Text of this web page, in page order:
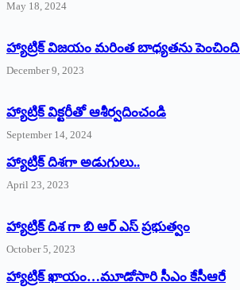
May 18, 2024
హ్యాట్రిక్ విజయం మరింత బాధ్యతను పెంచింది
December 9, 2023
హ్యాట్రిక్‌ ‌విక్టరీతో ఆశీర్వదించండి
September 14, 2024
‌హ్యాట్రిక్‌ ‌దిశగా అడుగులు..
April 23, 2023
హ్యాట్రిక్ దిశ గా బి ఆర్ ఎస్ ప్రభుత్వం
October 5, 2023
హ్యాట్రిక్‌ ‌ఖాయం…మూడోసారి సీఎం కేసీఆరే